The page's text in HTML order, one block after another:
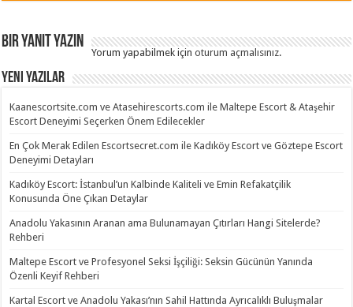
Bir yanıt yazın
Yorum yapabilmek içinoturum açmalısınız.
Yeni Yazılar
Kaanescortsite.com ve Atasehirescorts.com ile Maltepe Escort & Ataşehir
Escort Deneyimi Seçerken Önem Edilecekler
En Çok Merak Edilen Escortsecret.com ile Kadıköy Escort ve Göztepe Escort
Deneyimi Detayları
Kadıköy Escort: İstanbul’un Kalbinde Kaliteli ve Emin Refakatçilik
Konusunda Öne Çıkan Detaylar
Anadolu Yakasının Aranan ama Bulunamayan Çıtırları Hangi Sitelerde?
Rehberi
Maltepe Escort ve Profesyonel Seksi İşçiliği: Seksin Gücünün Yanında
Özenli Keyif Rehberi
Kartal Escort ve Anadolu Yakası’nın Sahil Hattında Ayrıcalıklı Buluşmalar